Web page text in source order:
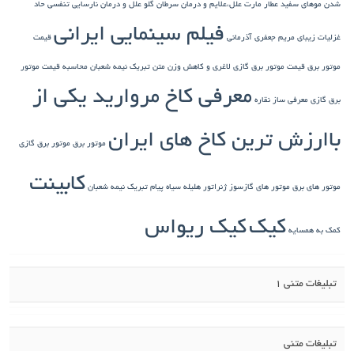
شدن موهای سفید عطار مارت علل،علایم و درمان سرطان گلو علل و درمان نارسایی تنفسی حاد
غزلیات زیبای مریم جعفری آذرمانی فیلم سینمایی ایرانی قیمت
موتور برق قیمت موتور برق گازی لاغری و کاهش وزن متن تبریک نیمه شعبان محاسبه قیمت موتور
برق گازی معرفی ساز نقاره معرفی کاخ مروارید یکی از
باارزش ترین کاخ های ایران موتور برق موتور برق گازی
موتور های برق موتور های گازسوز ژنراتور هلیله سیاه پیام تبریک نیمه شعبان کابینت
کمک به همسایه کیککیک ریواس
تبلیغات متنی 1
تبلیغات متنی